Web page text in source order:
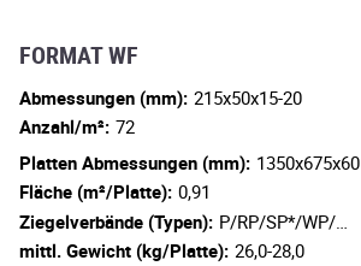
FORMAT WF
Abmessungen (mm): 215x50x15-20
Anzahl/m²: 72
Platten Abmessungen (mm): 1350x675x60
Fläche (m²/Platte): 0,91
Ziegelverbände (Typen): P/RP/SP*/WP/…
mittl. Gewicht (kg/Platte): 26,0-28,0